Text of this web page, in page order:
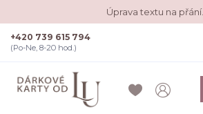
Úprava textu na přání.
+420 739 615 794
(Po-Ne, 8-20 hod.)